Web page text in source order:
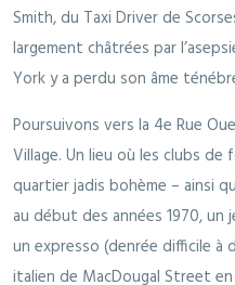
Smith, du Taxi Driver de
largement châtrées par
York y a perdu son âme
Poursuivons vers la 4e Rue
Village. Un lieu où les clubs
quartier jadis bohème – ainsi
au début des années 1970,
un expresso (denrée difficile à
italien de MacDougal Street en